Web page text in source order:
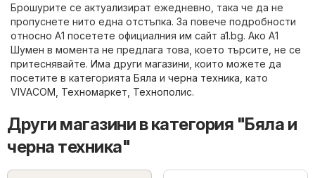
Брошурите се актуализират ежедневно, така че да не
пропуснете нито една отстъпка. За повече подробности
относно A1 посетете официалния им сайт a1.bg. Ако A1
Шумен в момента не предлага това, което търсите, не се
притеснявайте. Има други магазини, които можете да
посетите в категорията Бяла и черна техника , като
VIVACOM Техномаркет Технополис.
Други магазини в категория "Бяла и
черна техника"